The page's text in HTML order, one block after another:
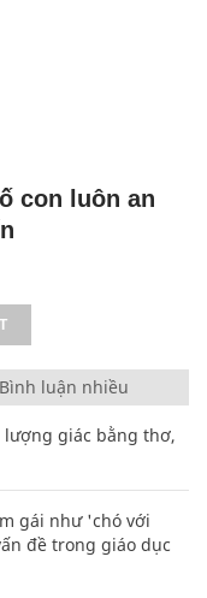
con luôn an
Bình luận nhiều
lượng giác bằng thơ,
gái như 'chó với
đề trong giáo dục